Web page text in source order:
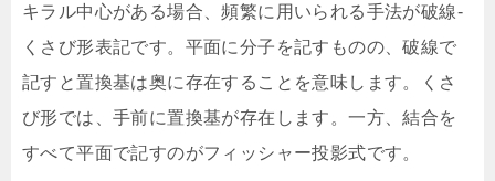
キラル中心がある場合、頻繁に用いられる手法が破線-
くさび形表記です。平面に分子を記すものの、破線で
記すと置換基は奥に存在することを意味します。くさ
び形では、手前に置換基が存在します。一方、結合を
すべて平面で記すのがフィッシャー投影式です。